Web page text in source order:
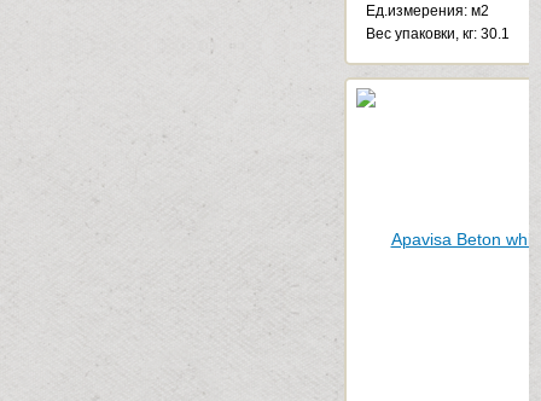
Ед.измерения: м2
Веc упаковки, кг: 30.1